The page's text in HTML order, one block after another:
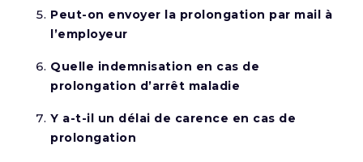
Peut-on envoyer la prolongation par mail à
l’employeur
Quelle indemnisation en cas de
prolongation d’arrêt maladie
Y a-t-il un délai de carence en cas de
prolongation